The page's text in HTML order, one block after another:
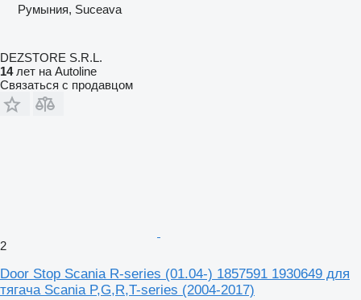
Румыния, Suceava
DEZSTORE S.R.L.
14лет на Autoline
Связаться с продавцом
2
Door Stop Scania R-series (01.04-) 1857591 1930649 для
тягача Scania P,G,R,T-series (2004-2017)